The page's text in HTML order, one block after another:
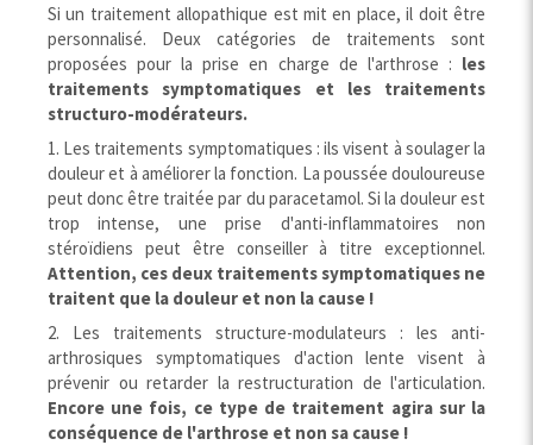
Si un traitement allopathique est mit en place, il doit être
personnalisé. Deux catégories de traitements sont
proposées pour la prise en charge de l'arthrose : les
traitements symptomatiques et les traitements
structuro-modérateurs.
1. Les traitements symptomatiques : ils visent à soulager la
douleur et à améliorer la fonction. La poussée douloureuse
peut donc être traitée par du paracetamol. Si la douleur est
trop intense, une prise d'anti-inflammatoires non
stéroïdiens peut être conseiller à titre exceptionnel.
Attention, ces deux traitements symptomatiques ne
traitent que la douleur et non la cause !
2. Les traitements structure-modulateurs : les anti-
arthrosiques symptomatiques d'action lente visent à
prévenir ou retarder la restructuration de l'articulation.
Encore une fois, ce type de traitement agira sur la
conséquence de l'arthrose et non sa cause !